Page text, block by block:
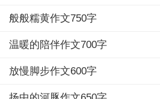
般般糯黄作文750字
温暖的陪伴作文700字
放慢脚步作文600字